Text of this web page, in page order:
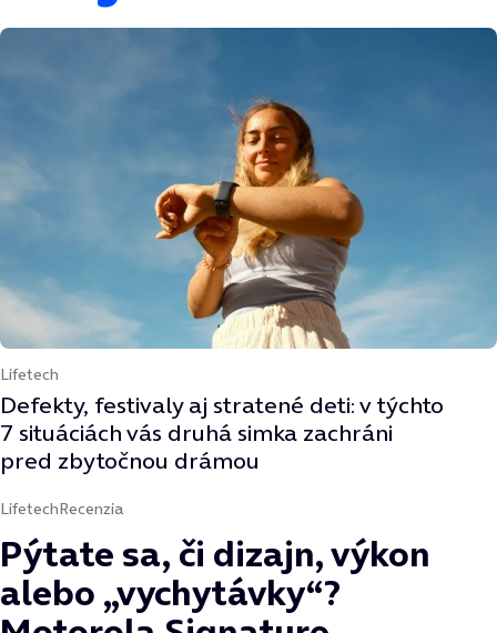
Lifetech
Defekty, festivaly aj stratené deti: v týchto
7 situáciách vás druhá simka zachráni
pred zbytočnou drámou
LifetechRecenzia
Pýtate sa, či dizajn, výkon
alebo „vychytávky“?